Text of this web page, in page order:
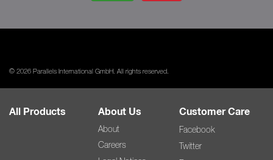
© 2026 Parallels International GmbH. All rights reserved.
All Products About Us
About
Careers
Customer Care
Facebook
Twitter